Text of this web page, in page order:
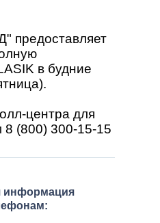
предоставляет
в будние
центра для
8 (800) 300-15-15
информация